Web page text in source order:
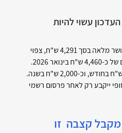
עשוי להיות
מי שמקבל כיום קצבת אי־כושר מלאה בסך 4,291 ש"ח, צפוי
2026.
ייקבע רק לאחר פרסום רשמי
קצבה  זו